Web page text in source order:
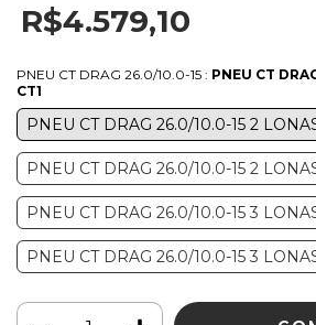
R$4.579,10
PNEU CT DRAG 26.0/10.0-15 : PNEU CT
CT1
PNEU CT DRAG 26.0/10.0-15 2
PNEU CT DRAG 26.0/10.0-15 2
PNEU CT DRAG 26.0/10.0-15 3
PNEU CT DRAG 26.0/10.0-15 3